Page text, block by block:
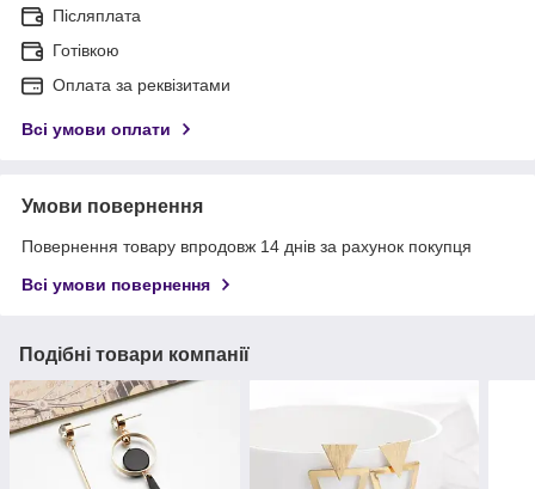
Післяплата
Готівкою
Оплата за реквізитами
Всі умови оплати
Умови повернення
Повернення товару впродовж 14 днів за рахунок покупця
Всі умови повернення
Подібні товари компанії